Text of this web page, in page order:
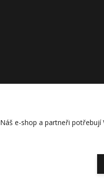
Náš e-shop a partneři potřebují